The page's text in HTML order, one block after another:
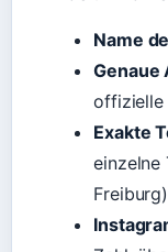
Name
Genaue
offizielle
Exakte
einzelne
Freiburg)